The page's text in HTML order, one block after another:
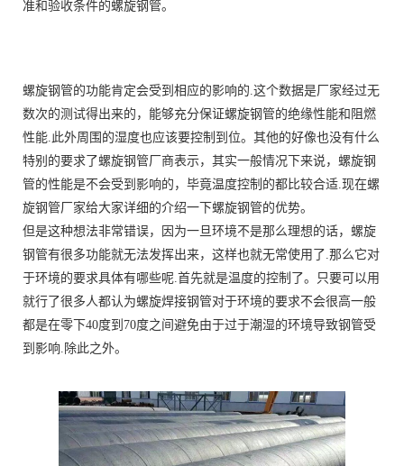
准和验收条件的螺旋钢管。
螺旋钢管的功能肯定会受到相应的影响的.这个数据是厂家经过无
数次的测试得出来的，能够充分保证螺旋钢管的绝缘性能和阻燃
性能.此外周围的湿度也应该要控制到位。其他的好像也没有什么
特别的要求了螺旋钢管厂商表示，其实一般情况下来说，螺旋钢
管的性能是不会受到影响的，毕竟温度控制的都比较合适.现在螺
旋钢管厂家给大家详细的介绍一下螺旋钢管的优势。
但是这种想法非常错误，因为一旦环境不是那么理想的话，螺旋
钢管有很多功能就无法发挥出来，这样也就无常使用了.那么它对
于环境的要求具体有哪些呢.首先就是温度的控制了。只要可以用
就行了很多人都认为螺旋焊接钢管对于环境的要求不会很高一般
都是在零下40度到70度之间避免由于过于潮湿的环境导致钢管受
到影响.除此之外。